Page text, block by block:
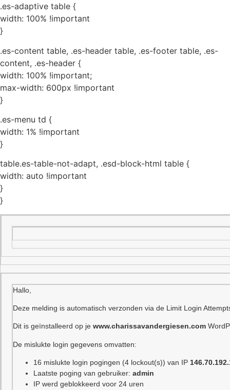
.es-adaptive table {
width: 100% !important
}
.es-content table, .es-header table, .es-footer table, .es-
content, .es-header {
width: 100% !important;
max-width: 600px !important
}
.es-menu td {
width: 1% !important
}
table.es-table-not-adapt, .esd-block-html table {
width: auto !important
}
}
Hallo,
Deze melding is automatisch verzonden via de Limit Login
Dit is geïnstalleerd op je www.charissavandergiesen.com
De mislukte login gegevens omvatten:
16 mislukte login pogingen (4 lockout(s)) van IP
Laatste poging van gebruiker: admin
IP werd geblokkeerd voor 24 uren